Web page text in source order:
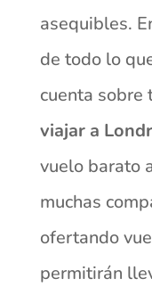
asequibles.
de todo lo
cuenta sobre
viajar a
vuelo barato
muchas
ofertando
permitirán